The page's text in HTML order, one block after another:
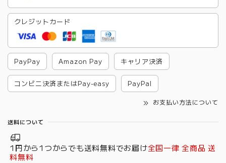
クレジットカード
PayPay Amazon Pay キャリア決済
コンビニ決済またはPay-easy PayPal
お支払い方法について
送料について
1円から1つからでも送料無料でお届け全国一律 全商品 送
料無料